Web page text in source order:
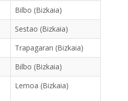
Bilbo (Bizkaia)
Sestao (Bizkaia)
Trapagaran (Bizkaia)
Bilbo (Bizkaia)
Lemoa (Bizkaia)